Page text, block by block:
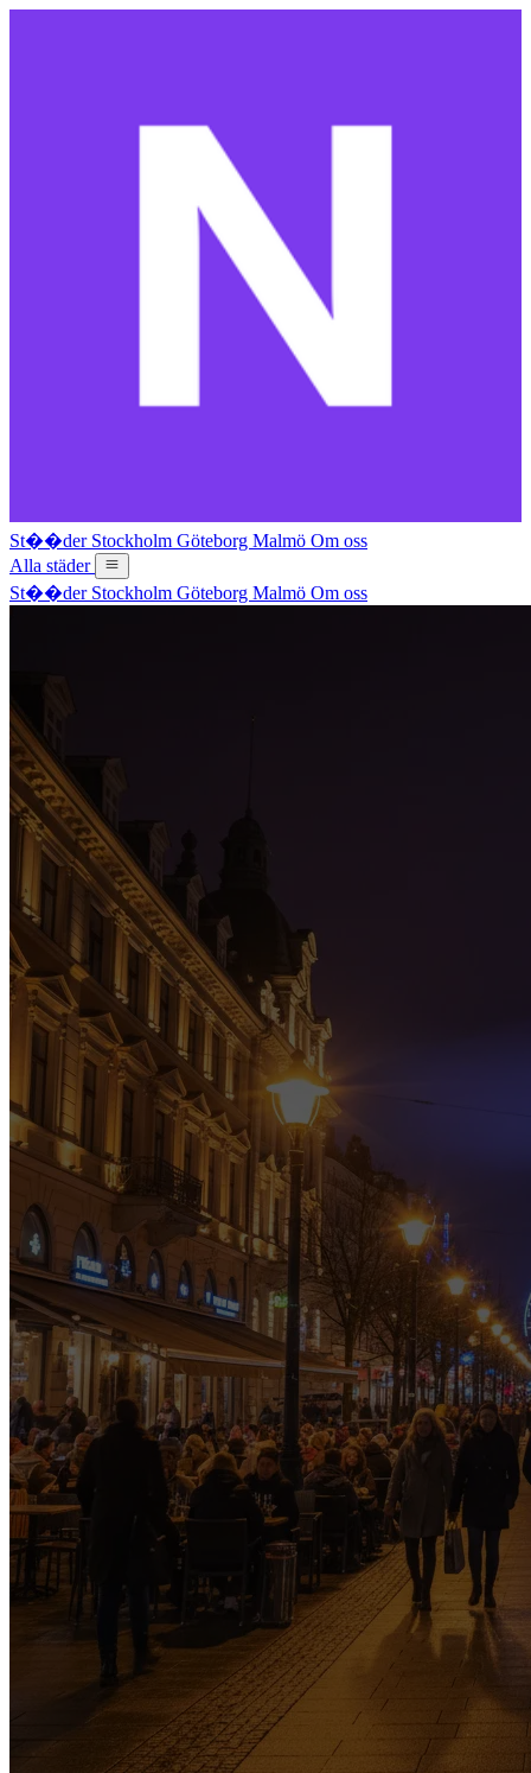
St��der Stockholm Göteborg Malmö Om oss
Alla städer
St��der Stockholm Göteborg Malmö Om oss